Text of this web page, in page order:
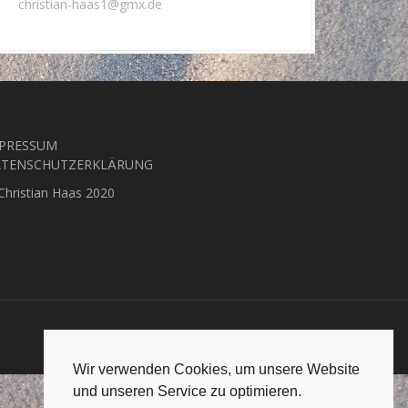
Wir verwenden Cookies, um unsere Website
und unseren Service zu optimieren.
christian-haas1@gmx.de
Haas 2020